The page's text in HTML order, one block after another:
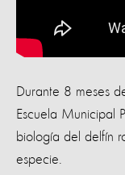
Durante 8 meses
Escuela Municipal
biología del delfín
especie.